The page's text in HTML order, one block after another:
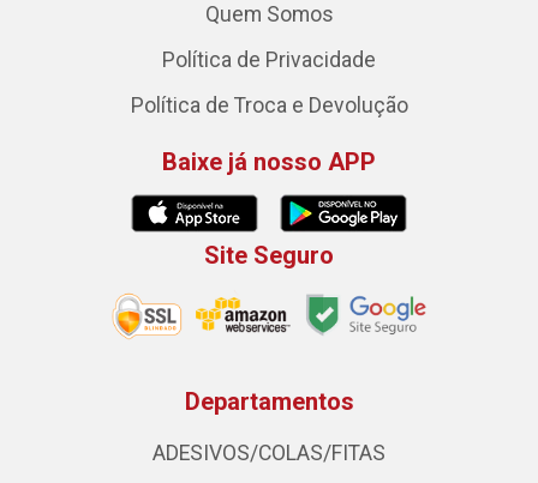
Quem Somos
Política de Privacidade
Política de Troca e Devolução
Baixe já nosso APP
Site Seguro
Departamentos
ADESIVOS/COLAS/FITAS